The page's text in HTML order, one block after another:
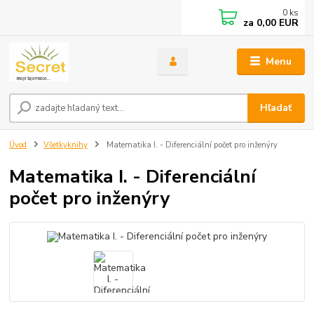
Menu
Hľadať
0 ks
za 0,00 EUR
Úvod Všetkyknihy Matematika I. - Diferenciální počet pro inženýry
Matematika I. - Diferenciální
počet pro inženýry